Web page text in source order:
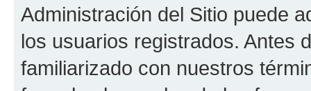
Administración del Sitio puede
los usuarios registrados. Antes
familiarizado con nuestros